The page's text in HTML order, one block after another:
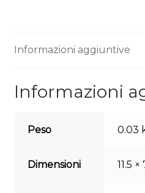
Informazioni aggiuntive
Informazioni
Peso 0.03
Dimensioni 11.5 ×